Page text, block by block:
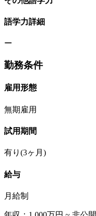
語学力詳細
ー
勤務条件
雇用形態
無期雇用
試用期間
有り(3ヶ月)
給与
月給制